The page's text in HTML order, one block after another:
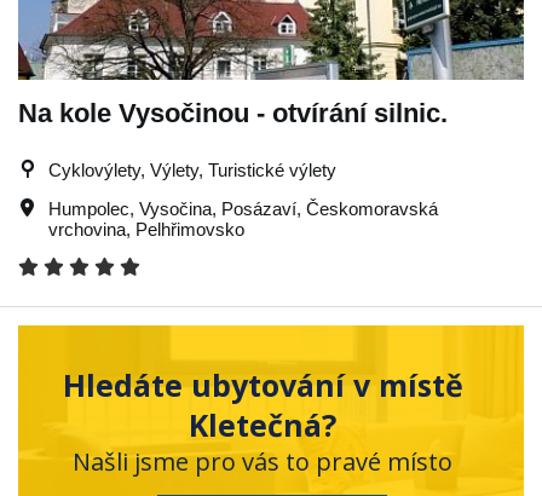
Na kole Vysočinou - otvírání silnic.
Cyklovýlety, Výlety, Turistické výlety
Humpolec, Vysočina, Posázaví, Českomoravská
vrchovina, Pelhřimovsko
Hledáte ubytování v místě
Kletečná?
Našli jsme pro vás to pravé místo